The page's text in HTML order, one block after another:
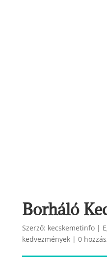
Borháló
Szerző: kecskemetinfo|
kedvezmények| 0